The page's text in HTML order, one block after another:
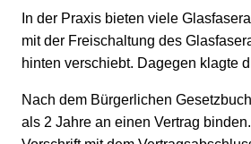
In der Praxis bieten viele
mit der Freischaltung des
hinten verschiebt. Dagegen klagte
Nach dem Bürgerlichen
als 2 Jahre an einen Vertrag